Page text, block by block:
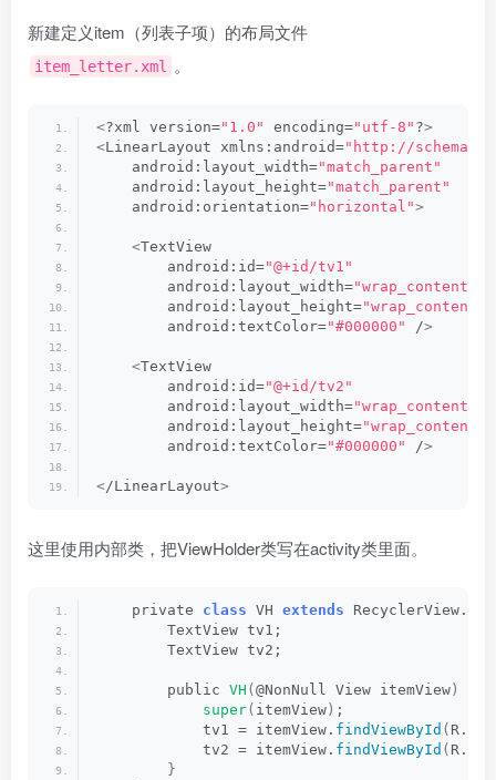
新建定义item（列表子项）的布局文件
item_letter.xml 。
<?xml version="1.0" encoding="utf-8" ?>
<LinearLayout xmlns:android="http://
    android:layout_width=
"match_parent"
    android:layout_height=
"match_parent"
    android:orientation=
"horizontal">
<TextView
        android:id=
"@+id/tv1"
        android:layout_width=
"wrap_content"
        android:layout_height=
"wrap_content"
        android:textColor=
"#000000" />
<TextView
        android:id=
"@+id/tv2"
        android:layout_width=
"wrap_content"
        android:layout_height=
"wrap_content"
        android:textColor=
"#000000" />
</LinearLayout>
这里使用内部类，把ViewHolder类写在activity类里面。
    private
class VH extends RecyclerView.
        TextView tv1;
        TextView tv2;
        public
VH ( @NonNull View itemView )
super( itemView ) ;
            tv1 = itemView.
findViewById ( R.
            tv2 = itemView.
findViewById ( R.
}